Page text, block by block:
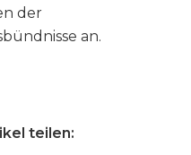
der
an.
teilen: